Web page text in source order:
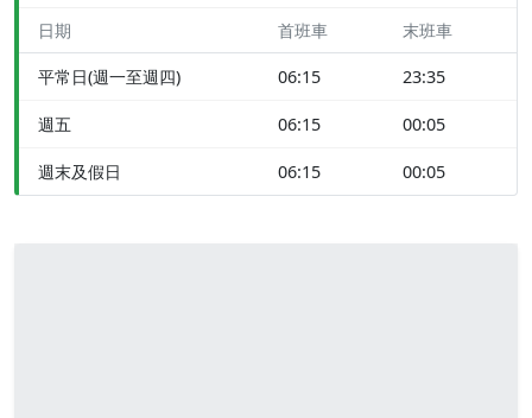
日期 首班車 末班車
平常日(週一至週四) 06:15 23:35
週五 06:15 00:05
週末及假日 06:15 00:05